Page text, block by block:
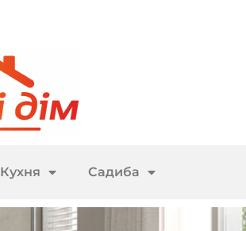
Кухня Садиба